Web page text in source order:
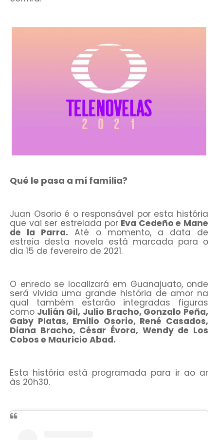
Qué le pasa a mí família?
Juan Osorio é o responsável por esta história
que vai ser estrelada por Eva Cedeño e Mane
de la Parra. Até o momento, a data de
estreia desta novela está marcada para o
dia 15 de fevereiro de 2021.
O enredo se localizará em Guanajuato, onde
será vivida uma grande história de amor na
qual também estarão integradas figuras
como Julián Gil, Julio Bracho, Gonzalo Peña,
Gaby Platas, Emilio Osorio, René Casados,
Diana Bracho, César Évora, Wendy de Los
Cobos e Mauricio Abad.
Esta história está programada para ir ao ar
às 20h30.